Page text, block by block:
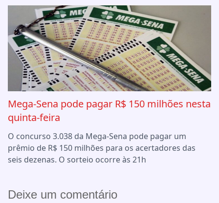
Mega-Sena pode pagar R$ 150 milhões nesta
quinta-feira
O concurso 3.038 da Mega-Sena pode pagar um
prêmio de R$ 150 milhões para os acertadores das
seis dezenas. O sorteio ocorre às 21h
Deixe um comentário